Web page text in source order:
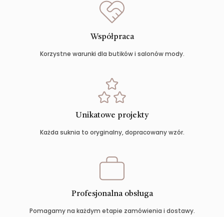
Współpraca
Korzystne warunki dla butików i salonów mody.
Unikatowe projekty
Każda suknia to oryginalny, dopracowany wzór.
Profesjonalna obsługa
Pomagamy na każdym etapie zamówienia i dostawy.